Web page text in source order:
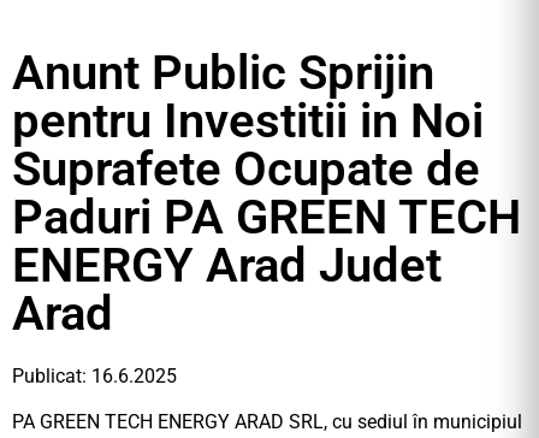
Anunt Public Sprijin
pentru Investitii in Noi
Suprafete Ocupate de
Paduri PA GREEN TECH
ENERGY Arad Judet
Arad
Publicat: 16.6.2025
PA GREEN TECH ENERGY ARAD SRL, cu sediul în municipiul